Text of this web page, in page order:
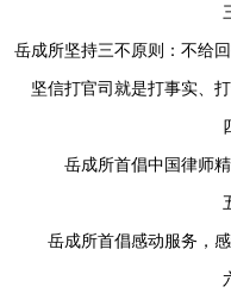
岳成所坚持三不原则：不给
坚信打官司就是打事实、
岳成所首倡中国律师
岳成所首倡感动服务，